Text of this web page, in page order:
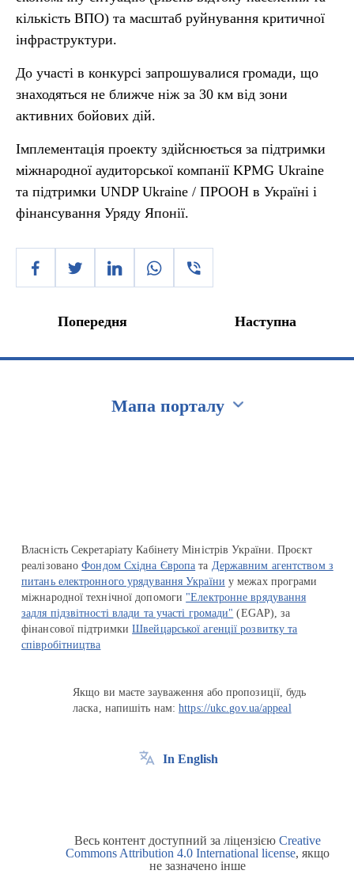
кількість ВПО) та масштаб руйнування критичної
інфраструктури.
До участі в конкурсі запрошувалися громади, що
знаходяться не ближче ніж за 30 км від зони
активних бойових дій.
Імплементація проекту здійснюється за підтримки
міжнародної аудиторської компанії KPMG Ukraine
та підтримки UNDP Ukraine / ПРООН в Україні і
фінансування Уряду Японії.
Попередня Наступна
Мапа порталу
Власність Секретаріату Кабінету Міністрів України. Проєкт
реалізованоФондом Східна Європа та Державним агентством з
питань електронного урядування України у межах програми
міжнародної технічної допомоги "Електронне врядування
задля підзвітності влади та участі громади" (EGAP), за
фінансової підтримкиШвейцарської агенції розвитку та
співробітництва
Якщо ви маєте зауваження або пропозиції, будь
ласка, напишіть нам:https://ukc.gov.ua/appeal
In English
Весь контент доступний за ліцензією Creative
Commons Attribution 4.0 International license, якщо
не зазначено інше